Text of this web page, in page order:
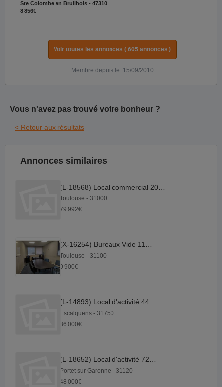
Ste Colombe en Bruilhois - 47310
8 856€
Voir toutes les annonces ( 605 annonces )
Membre depuis le: 15/09/2010
Vous n'avez pas trouvé votre bonheur ?
< Retour aux résultats
Annonces similaires
Toulouse - 31000
79 992€
Toulouse - 31100
9 900€
Escalquens - 31750
36 000€
Portet sur Garonne - 31120
48 000€